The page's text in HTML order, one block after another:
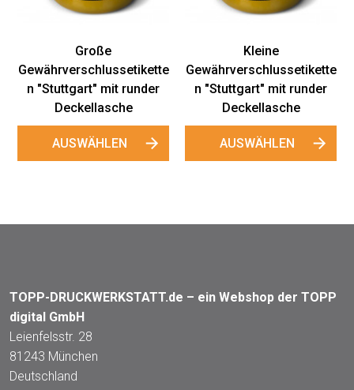
mit runder
TOPP-DRUCKWERKSTATT.de – ein Webshop der TOPP
digital GmbH
Leienfelsstr. 28
81243 München
Deutschland